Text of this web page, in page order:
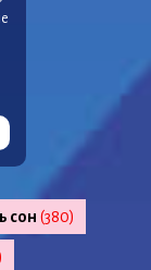
сон (380)